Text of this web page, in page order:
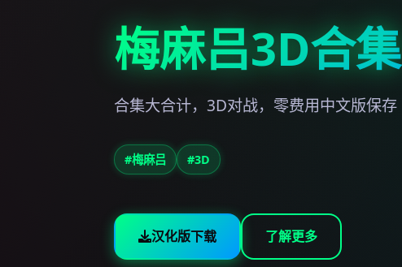
梅麻吕3D合集
合集大合计，3D对战，零费用中文版保存
#梅麻吕 #3D
汉化版下载 了解更多